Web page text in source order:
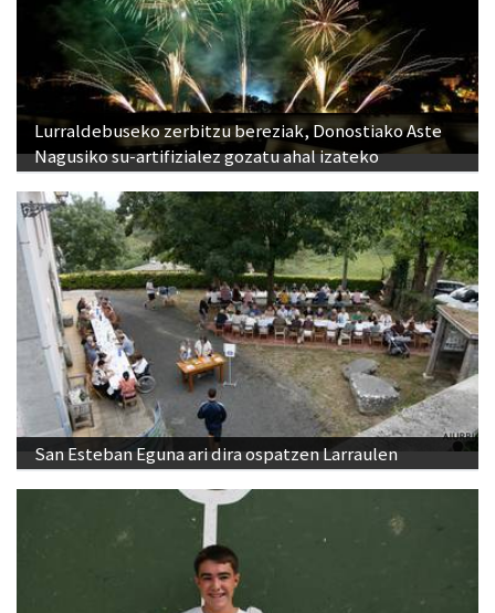
Lurraldebuseko zerbitzu bereziak, Donostiako Aste
Nagusiko su-artifizialez gozatu ahal izateko
San Esteban Eguna ari dira ospatzen Larraulen